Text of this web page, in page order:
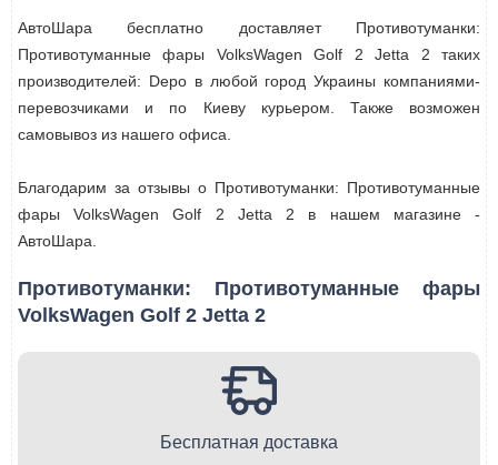
АвтоШара бесплатно доставляет Противотуманки:
Противотуманные фары VolksWagen Golf 2 Jetta 2 таких
производителей: Depo в любой город Украины компаниями-
перевозчиками и по Киеву курьером. Также возможен
самовывоз из нашего офиса.
Благодарим за отзывы о Противотуманки: Противотуманные
фары VolksWagen Golf 2 Jetta 2 в нашем магазине -
АвтоШара.
Противотуманки: Противотуманные фары
VolksWagen Golf 2 Jetta 2
Бесплатная доставка